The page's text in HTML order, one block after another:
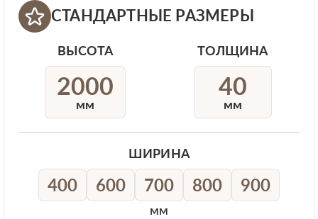
СТАНДАРТНЫЕ РАЗМЕРЫ
ВЫСОТА
2000
мм
ШИРИНА
400 600 700 800 900
мм
ТОЛЩИНА
40
мм